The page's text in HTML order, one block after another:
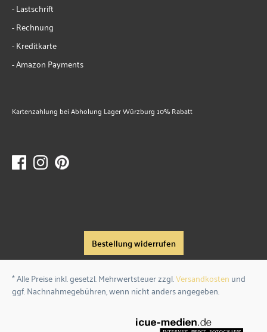
- Lastschrift
- Rechnung
- Kreditkarte
- Amazon Payments
Kartenzahlung bei Abholung Lager Würzburg 10% Rabatt
Bestellung widerrufen
* Alle Preise inkl. gesetzl. Mehrwertsteuer zzgl.Versandkosten und
ggf. Nachnahmegebühren, wenn nicht anders angegeben.